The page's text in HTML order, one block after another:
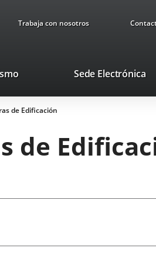
Trabaja con nosotros
Este
se
abrirá
una
ventana
Sede Electrónica
de Edificación
de